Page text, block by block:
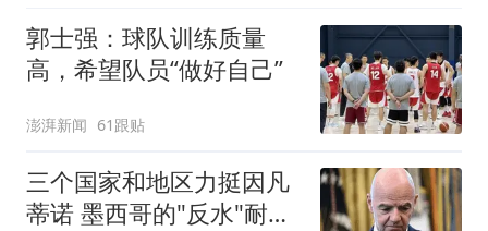
郭士强：球队训练质量
高，希望队员“做好自己”
澎湃新闻 61跟贴
三个国家和地区力挺因凡
蒂诺 墨西哥的"反水"耐人